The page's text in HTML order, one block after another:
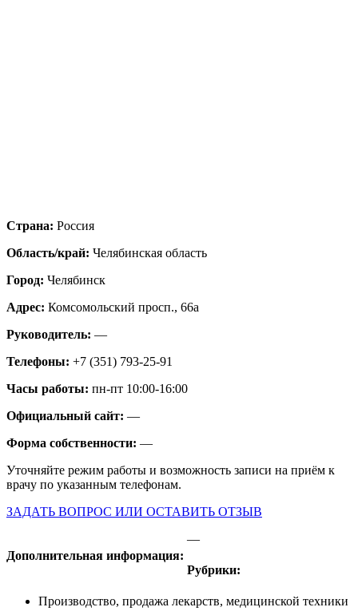
Страна: Россия
Область/край: Челябинская область
Город: Челябинск
Адрес: Комсомольский просп., 66а
Руководитель: —
Телефоны: +7 (351) 793-25-91
Часы работы: пн-пт 10:00-16:00
Официальный сайт: —
Форма собственности: —
Уточняйте режим работы и возможность записи на приём к
врачу по указанным телефонам.
ЗАДАТЬ ВОПРОС ИЛИ ОСТАВИТЬ ОТЗЫВ
Дополнительная информация:
—
Рубрики:
Производство, продажа лекарств, медицинской техники